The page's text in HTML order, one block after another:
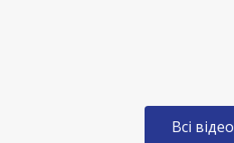
Всі відео